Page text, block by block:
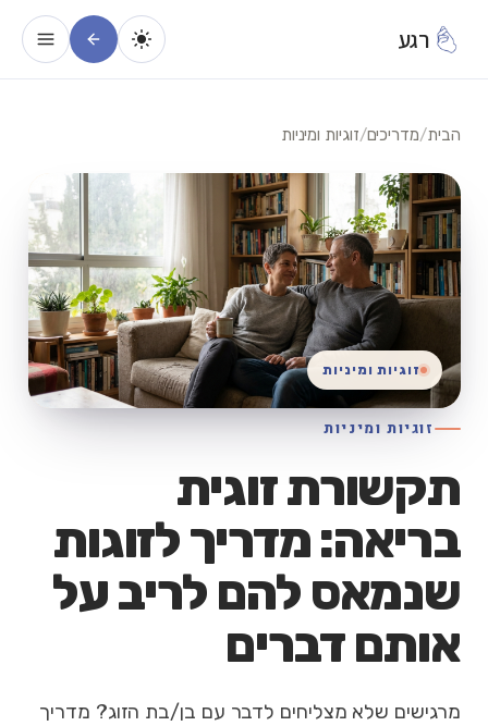
רגע
הבית/מדריכים/זוגיות ומיניות
זוגיות ומיניות
תקשורת זוגית
בריאה: מדריך לזוגות
שנמאס להם לריב על
אותם דברים
מרגישים שלא מצליחים לדבר עם בן/בת הזוג? מדריך
זוגיות ומיניות